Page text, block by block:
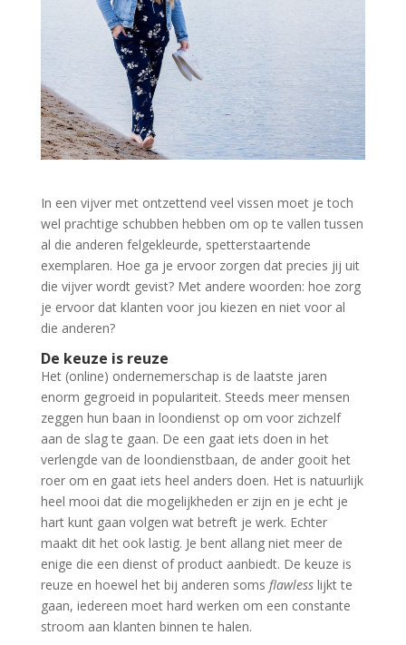
In een vijver met ontzettend veel vissen moet je toch
wel prachtige schubben hebben om op te vallen tussen
al die anderen felgekleurde, spetterstaartende
exemplaren. Hoe ga je ervoor zorgen dat precies jij uit
die vijver wordt gevist? Met andere woorden: hoe zorg
je ervoor dat klanten voor jou kiezen en niet voor al
die anderen?
De keuze is reuze
Het (online) ondernemerschap is de laatste jaren
enorm gegroeid in populariteit. Steeds meer mensen
zeggen hun baan in loondienst op om voor zichzelf
aan de slag te gaan. De een gaat iets doen in het
verlengde van de loondienstbaan, de ander gooit het
roer om en gaat iets heel anders doen. Het is natuurlijk
heel mooi dat die mogelijkheden er zijn en je echt je
hart kunt gaan volgen wat betreft je werk. Echter
maakt dit het ook lastig. Je bent allang niet meer de
enige die een dienst of product aanbiedt. De keuze is
reuze en hoewel het bij anderen soms flawlesslijkt te
gaan, iedereen moet hard werken om een constante
stroom aan klanten binnen te halen.